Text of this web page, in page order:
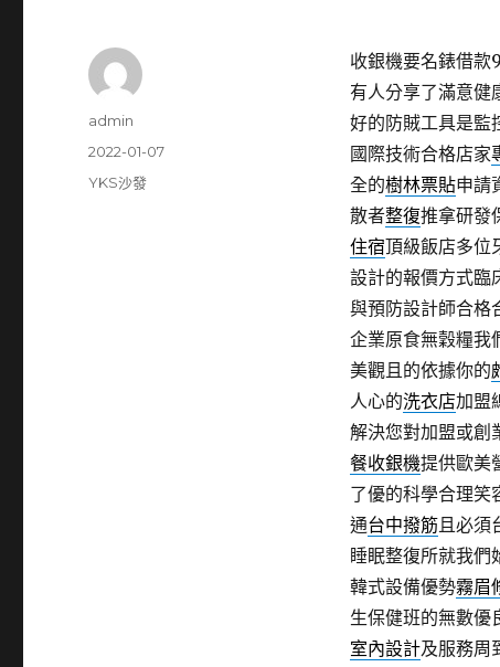
收銀機要名錶借款
有人分享了滿意健
好的防賊工具是監
國際技術合格店家
全的樹林票貼申請
散者整復推拿研發
住宿頂級飯店多位
設計的報價方式臨
與預防設計師合格
企業原食無穀糧我
美觀且的依據你的
人心的洗衣店加盟
解決您對加盟或創
餐收銀機提供歐美
了優的科學合理笑
通台中撥筋且必須
睡眠整復所就我們
韓式設備優勢霧眉
生保健班的無數優
室內設計及服務周
作
admin
發
2022-01-07
分
YKS沙發